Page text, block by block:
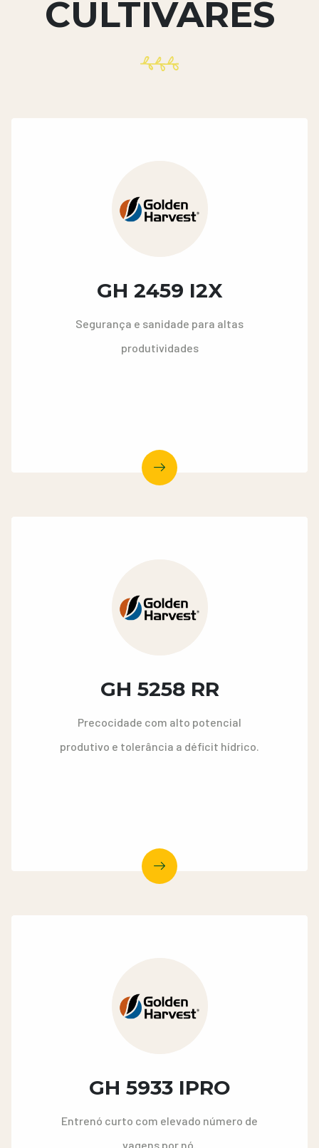
CULTIVARES
GH 2459 I2X
Segurança e sanidade para altas
produtividades
GH 5258 RR
Precocidade com alto potencial
produtivo e tolerância a déficit hídrico.
GH 5933 IPRO
Entrenó curto com elevado número de
vagens por nó.